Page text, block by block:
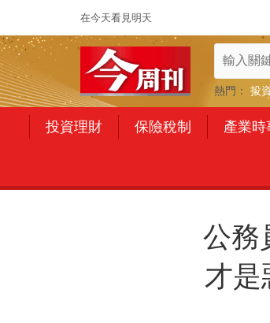
在今天看見明天
熱門： 投
投資理財 保險稅制 產業時
公務
才是